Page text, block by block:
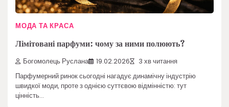
МОДА ТА КРАСА
Лімітовані парфуми: чому за ними полюють?
Богомолець Руслана 19.02.2026 3 хв читання
Парфумерний ринок сьогодні нагадує динамічну індустрію
швидкої моди, проте з однією суттєвою відмінністю: тут
цінність…